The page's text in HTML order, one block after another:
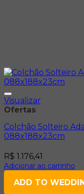
Visualizar
Ofertas
Colchão Solteiro
088x188x23cm
R$ 1.176,41
Adicionar ao carrinho
ADD TO